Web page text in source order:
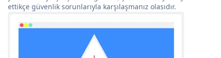
ettikçe güvenlik sorunlarıyla karşılaşmanız olasıdır.